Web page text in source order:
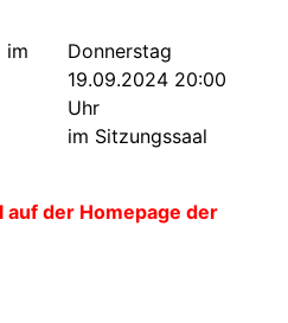
Donnerstag
19.09.2024 20:00
Uhr
im Sitzungssaal
auf der Homepage der